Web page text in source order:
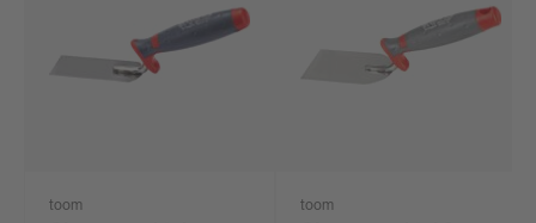
toom toom